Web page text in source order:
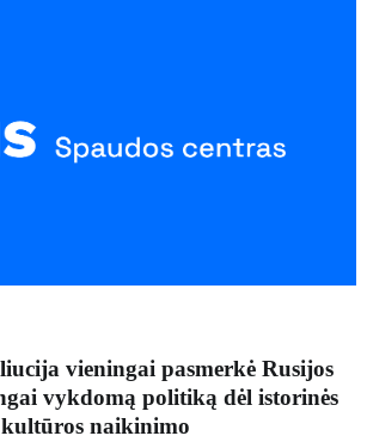
vieningai pasmerkė Rusijos
vykdomą politiką dėl istorinės
naikinimo